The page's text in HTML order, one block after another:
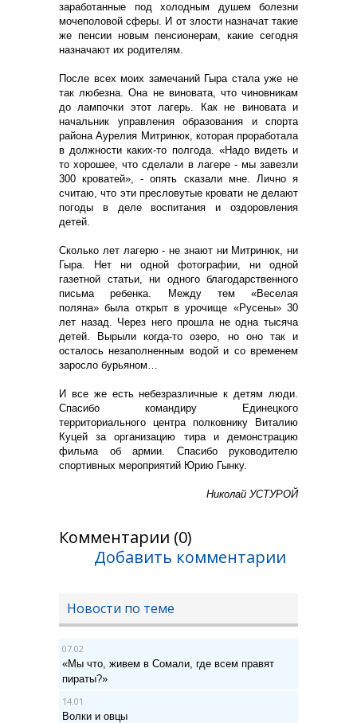
заработанные под холодным душем болезни
мочеполовой сферы. И от злости назначат такие
же пенсии новым пенсионерам, какие сегодня
назначают их родителям.
После всех моих замечаний Гыра стала уже не
так любезна. Она не виновата, что чиновникам
до лампочки этот лагерь. Как не виновата и
начальник управления образования и спорта
района Аурелия Митринюк, которая проработала
в должности каких-то полгода. «Надо видеть и
то хорошее, что сделали в лагере - мы завезли
300 кроватей», - опять сказали мне. Лично я
считаю, что эти пресловутые кровати не делают
погоды в деле воспитания и оздоровления
детей.
Сколько лет лагерю - не знают ни Митринюк, ни
Гыра. Нет ни одной фотографии, ни одной
газетной статьи, ни одного благодарственного
письма ребенка. Между тем «Веселая
поляна» была открыт в урочище «Русены» 30
лет назад. Через него прошла не одна тысяча
детей. Вырыли когда-то озеро, но оно так и
осталось незаполненным водой и со временем
заросло бурьяном…
И все же есть небезразличные к детям люди.
Спасибо командиру Единецкого
территориального центра полковнику Виталию
Куцей за организацию тира и демонстрацию
фильма об армии. Спасибо руководителю
спортивных мероприятий Юрию Гынку.
Николай УСТУРОЙ
Комментарии (0)
Добавить комментарии
Новости по теме
07.02
«Мы что, живем в Сомали, где всем правят
пираты?»
14.01
Волки и овцы